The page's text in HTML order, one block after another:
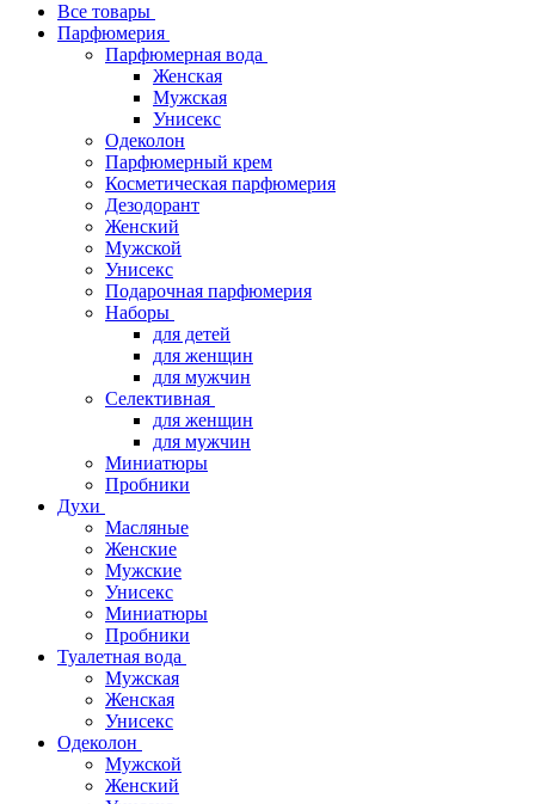
Все товары
Парфюмерия
Парфюмерная вода
Женская
Мужская
Унисекс
Одеколон
Парфюмерный крем
Косметическая парфюмерия
Дезодорант
Женский
Мужской
Унисекс
Подарочная парфюмерия
Наборы
для детей
для женщин
для мужчин
Селективная
для женщин
для мужчин
Миниатюры
Пробники
Духи
Масляные
Женские
Мужские
Унисекс
Миниатюры
Пробники
Туалетная вода
Мужская
Женская
Унисекс
Одеколон
Мужской
Женский